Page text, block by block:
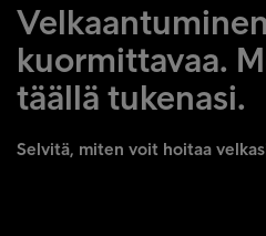
kuormittavaa.
täällä tukenasi.
Selvitä, miten voit hoitaa